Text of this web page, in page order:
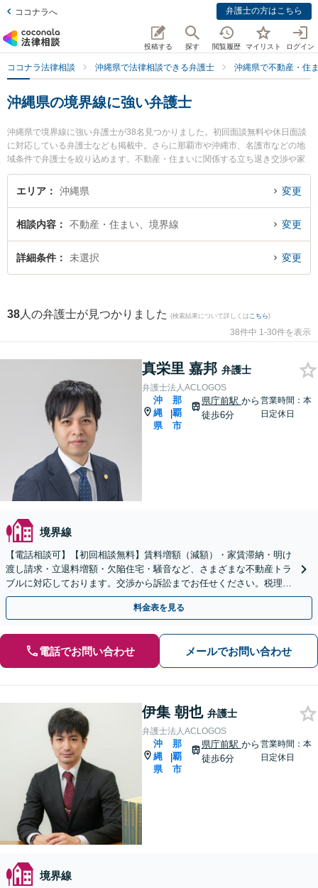
ココナラへ 弁護士の方はこちら
投稿する 探す 閲覧履歴 マイリスト ログイン
ココナラ法律相談 沖縄県で法律相談できる弁護士 沖縄県で不動産・住
沖縄県の境界線に強い弁護士
沖縄県で境界線に強い弁護士が38名見つかりました。初回面談無料や休日面談
に対応している弁護士なども掲載中。さらに那覇市や沖縄市、名護市などの地
域条件で弁護士を絞り込めます。不動産・住まいに関係する立ち退き交渉や家
賃交渉、不動産契約解除等の細かな分野での絞り込み検索もでき便利です。特
に弁護士法人ACLOGOSの真栄里 嘉邦弁護士や弁護士法人ACLOGOSの伊集 朝
のトラブルを今すぐに弁護士に相談したい』『境界線のトラブル解決の実績豊
富な近くの弁護士を検索したい』『初回相談無料で境界線を法律相談できる沖
縄県内の弁護士に相談予約したい』などでお困りの相談者さんにおすすめで
エリア 沖縄県 変更
相談内容 不動産・住まい、境界線 変更
詳細条件 未選択 変更
38 人の弁護士が見つかりました (検索結果について詳しくは こちら)
38件中 1-30件を表示
真栄里 嘉邦 弁護士
弁護士法人ACLOGOS
沖
縄
県
|
那
覇
市
県庁前駅 から
徒歩6分
営業時間：本
日定休日
境界線
【電話相談可】【初回相談無料】賃料増額（減額）・家賃滞納・明け
渡し請求・立退料増額・欠陥住宅・騒音など、さまざまな不動産トラ
ブルに対応しております。交渉から訴訟までお任せください。税理士
も在籍しております【県庁南口1分】【WEB面談可】
料金表を見る
電話でお問い合わせ メールでお問い合わせ
伊集 朝也 弁護士
弁護士法人ACLOGOS
沖
縄
県
|
那
覇
市
県庁前駅 から
徒歩6分
営業時間：本
日定休日
境界線